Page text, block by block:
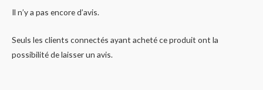
Il n’y a pas encore d’avis.
Seuls les clients connectés ayant acheté ce produit ont la
possibilité de laisser un avis.